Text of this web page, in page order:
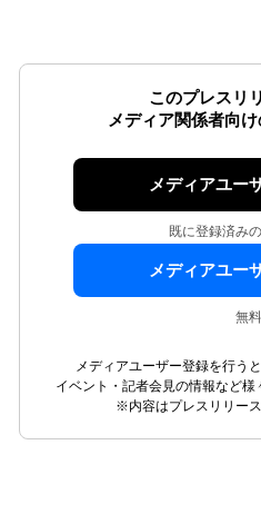
このプレスリ
メディア関係者向
メディアユー
既に登録済み
メディアユー
無料
メディアユーザー登録を行う
イベント・記者会見の情報など様
※内容はプレスリリース